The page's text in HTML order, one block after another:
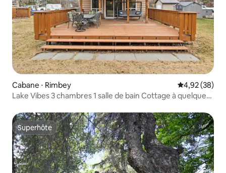
Cabane ⋅ Rimbey Évaluation
4,92 (38)
Lake Vibes 3 chambres 1 salle de bain Cottage à quelques
Superhôte
Superhôte